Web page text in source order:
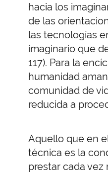
hacia los
de las
las tecnologías
imaginario que
117). Para la
humanidad
comunidad de
reducida a
Aquello que en
técnica es la
prestar cada